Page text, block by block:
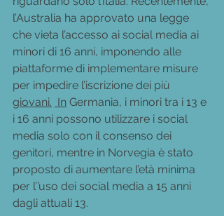
l’Australia ha approvato una legge
che vieta l’accesso ai social media ai
minori di 16 anni, imponendo alle
piattaforme di implementare misure
per impedire l’iscrizione dei più
giovani. In Germania, i minori tra i 13 e
i 16 anni possono utilizzare i social
media solo con il consenso dei
genitori, mentre in Norvegia è stato
proposto di aumentare l’età minima
per l’’uso dei social media a 15 anni
dagli attuali 13.